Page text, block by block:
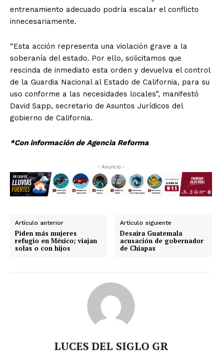
entrenamiento adecuado podría escalar el conflicto
innecesariamente.
“Esta acción representa una violación grave a la
soberanía del estado. Por ello, solicitamos que
rescinda de inmediato esta orden y devuelva el control
de la Guardia Nacional al Estado de California, para su
uso conforme a las necesidades locales”, manifestó
David Sapp, secretario de Asuntos Jurídicos del
gobierno de California.
*Con información de Agencia Reforma
- Anuncio -
Artículo anterior
Piden más mujeres
refugio en México; viajan
solas o con hijos
Artículo siguiente
Desaira Guatemala
acusación de gobernador
de Chiapas
LUCES DEL SIGLO GR